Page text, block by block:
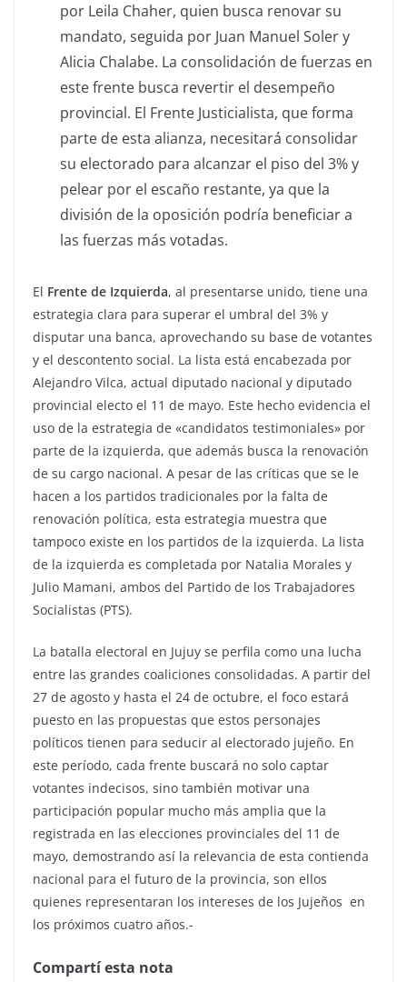
por Leila Chaher, quien busca renovar su
mandato, seguida por Juan Manuel Soler y
Alicia Chalabe. La consolidación de fuerzas en
este frente busca revertir el desempeño
provincial. El Frente Justicialista, que forma
parte de esta alianza, necesitará consolidar
su electorado para alcanzar el piso del 3% y
pelear por el escaño restante, ya que la
división de la oposición podría beneficiar a
las fuerzas más votadas.
El Frente de Izquierda, al presentarse unido, tiene una
estrategia clara para superar el umbral del 3% y
disputar una banca, aprovechando su base de votantes
y el descontento social. La lista está encabezada por
Alejandro Vilca, actual diputado nacional y diputado
provincial electo el 11 de mayo. Este hecho evidencia el
uso de la estrategia de «candidatos testimoniales» por
parte de la izquierda, que además busca la renovación
de su cargo nacional. A pesar de las críticas que se le
hacen a los partidos tradicionales por la falta de
renovación política, esta estrategia muestra que
tampoco existe en los partidos de la izquierda. La lista
de la izquierda es completada por Natalia Morales y
Julio Mamani, ambos del Partido de los Trabajadores
Socialistas (PTS).
La batalla electoral en Jujuy se perfila como una lucha
entre las grandes coaliciones consolidadas. A partir del
27 de agosto y hasta el 24 de octubre, el foco estará
puesto en las propuestas que estos personajes
políticos tienen para seducir al electorado jujeño. En
este período, cada frente buscará no solo captar
votantes indecisos, sino también motivar una
participación popular mucho más amplia que la
registrada en las elecciones provinciales del 11 de
mayo, demostrando así la relevancia de esta contienda
nacional para el futuro de la provincia, son ellos
quienes representaran los intereses de los Jujeños en
los próximos cuatro años.-
Compartí esta nota